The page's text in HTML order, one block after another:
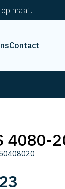
maat.
Contact
4080-